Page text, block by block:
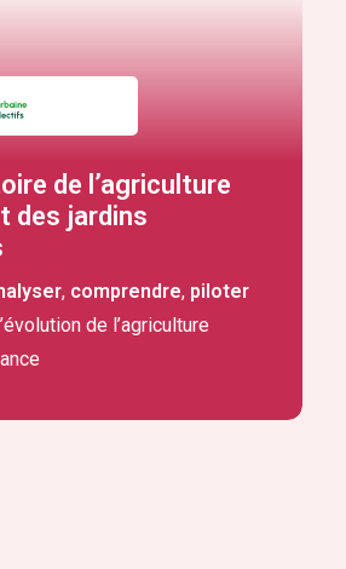
de l’agriculture
des jardins
, comprendre, piloter
de l’agriculture